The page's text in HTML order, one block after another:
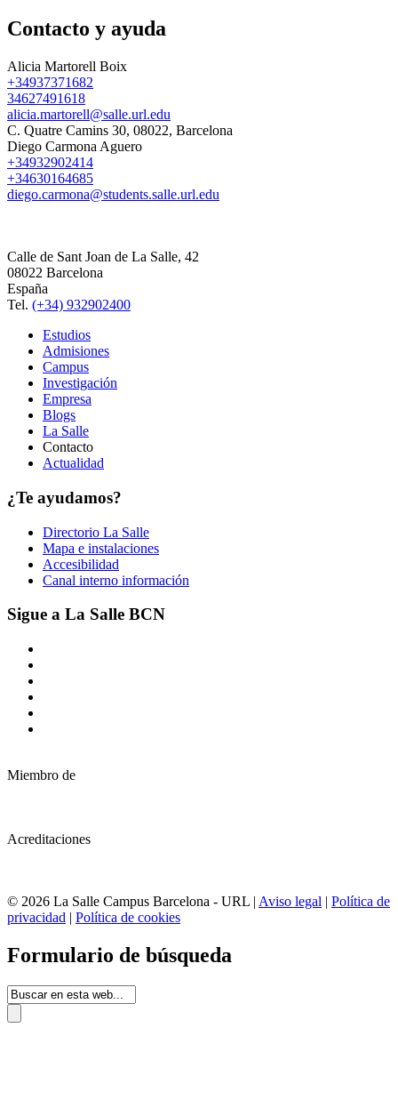
Contacto y ayuda
Alicia Martorell Boix
+34937371682
34627491618
alicia.martorell@salle.url.edu
C. Quatre Camins 30, 08022, Barcelona
Diego Carmona Aguero
+34932902414
+34630164685
diego.carmona@students.salle.url.edu
Calle de Sant Joan de La Salle, 42
08022 Barcelona
España
Tel. (+34) 932902400
Estudios
Admisiones
Campus
Investigación
Empresa
Blogs
La Salle
Contacto
Actualidad
¿Te ayudamos?
Directorio La Salle
Mapa e instalaciones
Accesibilidad
Canal interno información
Sigue a La Salle BCN
Miembro de
Acreditaciones
© 2026 La Salle Campus Barcelona - URL | Aviso legal | Política de
privacidad | Política de cookies
Formulario de búsqueda